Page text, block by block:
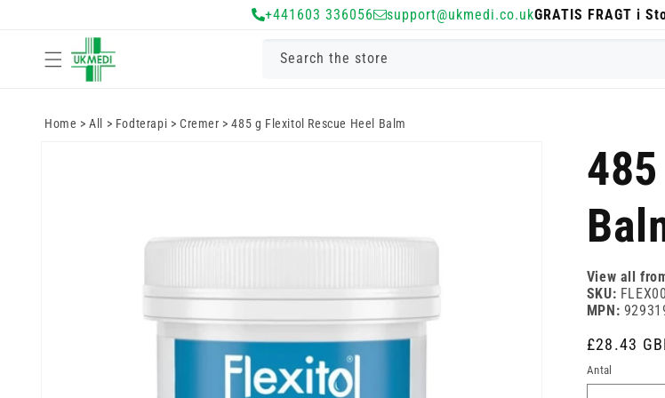
+441603 336056 support@ukmedi.co.ukGRATIS FRAGT i
Search the store
Home >All > Fodterapi >Cremer >485 g Flexitol Rescue Heel Balm
View all
SKU:
MPN:
£28.43
Antal